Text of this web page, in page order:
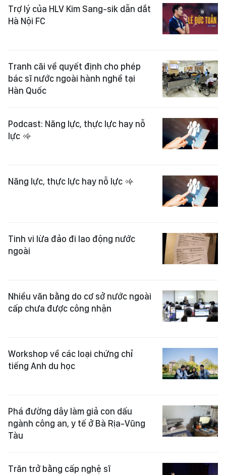
Trợ lý của HLV Kim Sang-sik dẫn dắt
Hà Nội FC
Tranh cãi về quyết định cho phép
bác sĩ nước ngoài hành nghề tại
Hàn Quốc
Podcast: Năng lực, thực lực hay nỗ
lực
Năng lực, thực lực hay nỗ lực
Tinh vi lừa đảo đi lao động nước
ngoài
Nhiều văn bằng do cơ sở nước ngoài
cấp chưa được công nhận
Workshop về các loại chứng chỉ
tiếng Anh du học
Phá đường dây làm giả con dấu
ngành công an, y tế ở Bà Rịa-Vũng
Tàu
Trăn trở bằng cấp nghệ sĩ